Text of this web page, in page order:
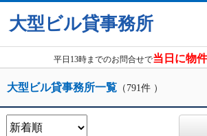
大型ビル貸事務所
平日13時までのお問合せで当日に物
大型ビル貸事務所一覧 （791件 ）